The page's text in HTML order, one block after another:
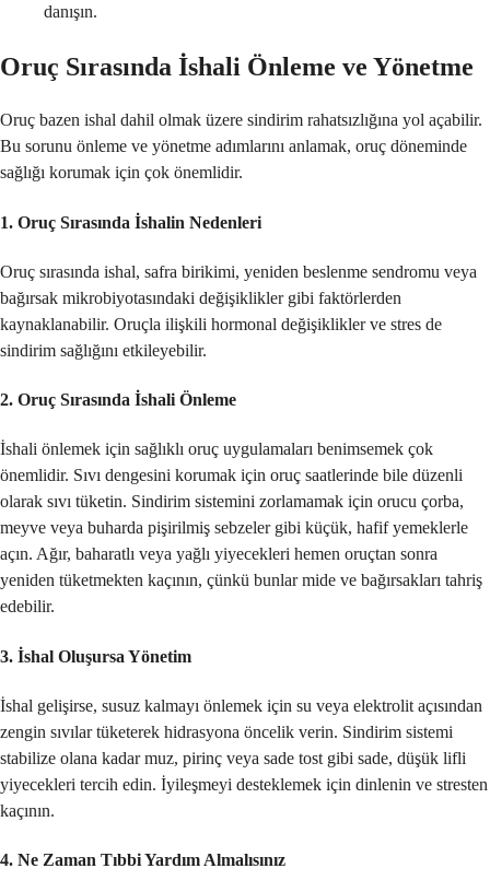
danışın.
Oruç Sırasında İshali Önleme ve Yönetme
Oruç bazen ishal dahil olmak üzere sindirim rahatsızlığına yol açabilir.
Bu sorunu önleme ve yönetme adımlarını anlamak, oruç döneminde
sağlığı korumak için çok önemlidir.
1. Oruç Sırasında İshalin Nedenleri
Oruç sırasında ishal, safra birikimi, yeniden beslenme sendromu veya
bağırsak mikrobiyotasındaki değişiklikler gibi faktörlerden
kaynaklanabilir. Oruçla ilişkili hormonal değişiklikler ve stres de
sindirim sağlığını etkileyebilir.
2. Oruç Sırasında İshali Önleme
İshali önlemek için sağlıklı oruç uygulamaları benimsemek çok
önemlidir. Sıvı dengesini korumak için oruç saatlerinde bile düzenli
olarak sıvı tüketin. Sindirim sistemini zorlamamak için orucu çorba,
meyve veya buharda pişirilmiş sebzeler gibi küçük, hafif yemeklerle
açın. Ağır, baharatlı veya yağlı yiyecekleri hemen oruçtan sonra
yeniden tüketmekten kaçının, çünkü bunlar mide ve bağırsakları tahriş
edebilir.
3. İshal Oluşursa Yönetim
İshal gelişirse, susuz kalmayı önlemek için su veya elektrolit açısından
zengin sıvılar tüketerek hidrasyona öncelik verin. Sindirim sistemi
stabilize olana kadar muz, pirinç veya sade tost gibi sade, düşük lifli
yiyecekleri tercih edin. İyileşmeyi desteklemek için dinlenin ve stresten
kaçının.
4. Ne Zaman Tıbbi Yardım Almalısınız